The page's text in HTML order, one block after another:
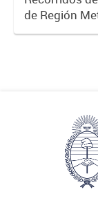
de Región
Aires